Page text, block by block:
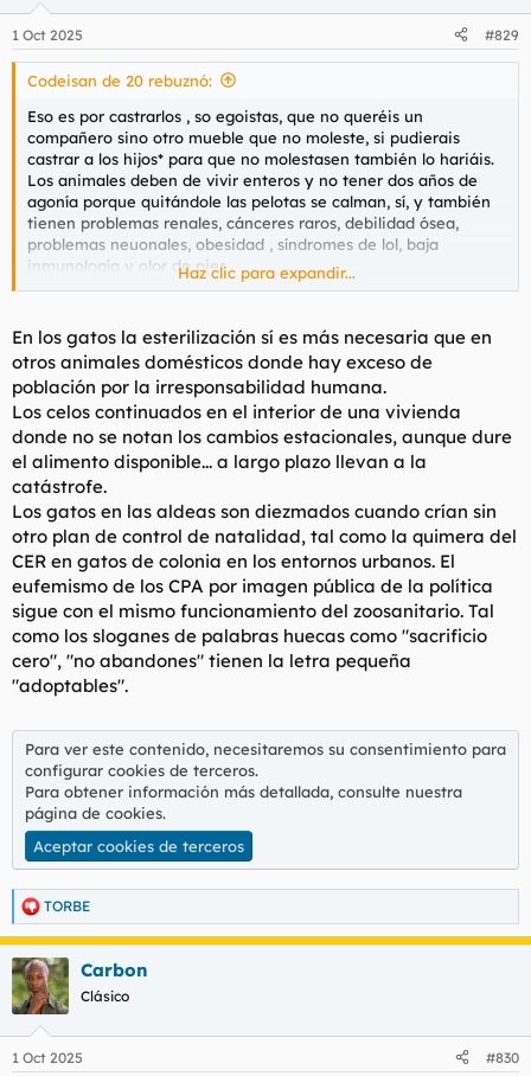
e
s
1 Oct 2025 #829
Codeisan de 20 rebuznó:
Eso es por castrarlos , so egoistas, que no queréis un
compañero sino otro mueble que no moleste, si pudierais
castrar a los hijos* para que no molestasen también lo hariáis.
Los animales deben de vivir enteros y no tener dos años de
agonía porque quitándole las pelotas se calman, sí, y también
tienen problemas renales, cánceres raros, debilidad ósea,
problemas neuonales, obesidad , síndromes de lol, baja
inmunología y olor de pies.
@Perrino Chico
Haz clic para expandir...
En los gatos la esterilización sí es más necesaria que en
otros animales domésticos donde hay exceso de
población por la irresponsabilidad humana.
Los celos continuados en el interior de una vivienda
donde no se notan los cambios estacionales, aunque dure
el alimento disponible... a largo plazo llevan a la
catástrofe.
Los gatos en las aldeas son diezmados cuando crían sin
otro plan de control de natalidad, tal como la quimera del
CER en gatos de colonia en los entornos urbanos. El
eufemismo de los CPA por imagen pública de la política
sigue con el mismo funcionamiento del zoosanitario. Tal
como los sloganes de palabras huecas como "sacrificio
cero", "no abandones" tienen la letra pequeña
"adoptables".
Para ver este contenido, necesitaremos su consentimiento para
configurar cookies de terceros.
Para obtener información más detallada, consulte nuestra
página de cookies.
Aceptar cookies de terceros
R
e
a
c
c
i
e
TORBE
Carbon
Clásico
1 Oct 2025 #830